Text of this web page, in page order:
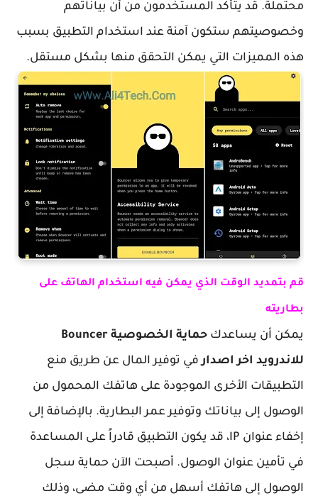
محتملة. قد يتأكد المستخدمون من أن بياناتهم
وخصوصيتهم ستكون آمنة عند استخدام التطبيق بسبب
هذه المميزات التي يمكن التحقق منها بشكل مستقل.
قم بتمديد الوقت الذي يمكن فيه استخدام الهاتف على
بطاريته
يمكن أن يساعدك
حماية الخصوصية Bouncer
للاندرويد اخر اصدارفي توفير المال عن طريق منع
التطبيقات الأخرى الموجودة على هاتفك المحمول من
الوصول إلى بياناتك وتوفير عمر البطارية. بالإضافة إلى
إخفاء عنوان IP، قد يكون التطبيق قادراً على المساعدة
في تأمين عنوان الوصول. أصبحت الآن حماية سجل
الوصول إلى هاتفك أسهل من أي وقت مضى، وذلك